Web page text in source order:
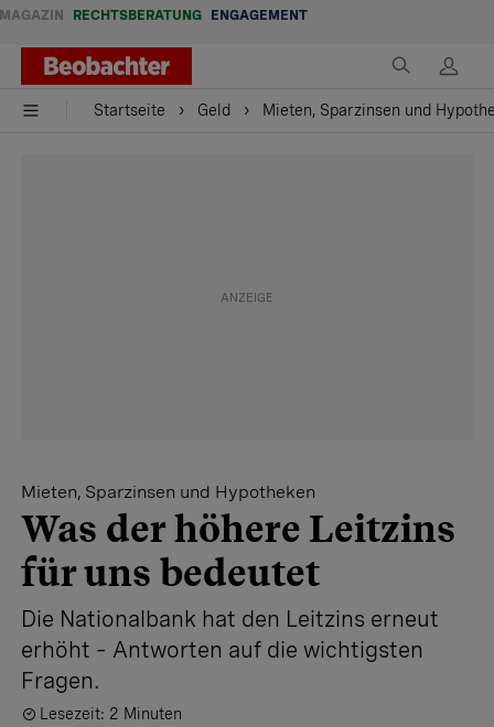
MAGAZIN RECHTSBERATUNG ENGAGEMENT
Startseite Geld Mieten, Sparzinsen und
Mieten, Sparzinsen und Hypotheken
Was der höhere Leitzins
für uns bedeutet
Die Nationalbank hat den Leitzins erneut
erhöht – Antworten auf die wichtigsten
Fragen.
Lesezeit: 2 Minuten